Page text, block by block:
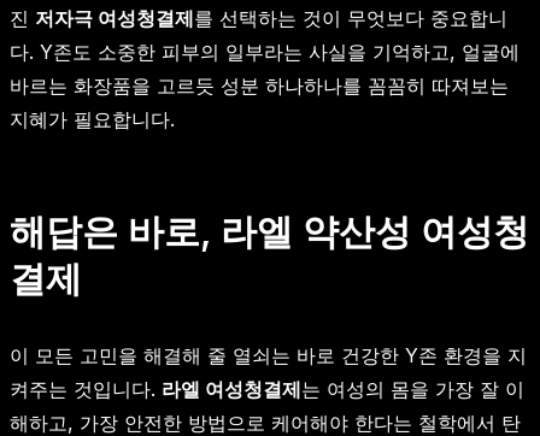
진 저자극 여성청결제를 선택하는 것이 무엇보다 중요합니
다. Y존도 소중한 피부의 일부라는 사실을 기억하고, 얼굴에
바르는 화장품을 고르듯 성분 하나하나를 꼼꼼히 따져보는
지혜가 필요합니다.
해답은 바로, 라엘 약산성 여성청
결제
이 모든 고민을 해결해 줄 열쇠는 바로 건강한 Y존 환경을 지
켜주는 것입니다. 라엘 여성청결제는 여성의 몸을 가장 잘 이
해하고, 가장 안전한 방법으로 케어해야 한다는 철학에서 탄